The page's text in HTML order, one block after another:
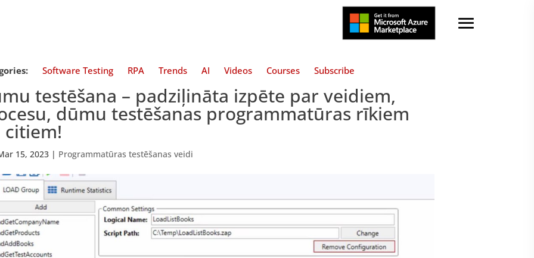
Software Testing RPA Trends AI Videos Courses Subscribe
testēšana – padziļināta izpēte par veidiem,
dūmu testēšanas programmatūras rīkiem
citiem!
15, 2023 | Programmatūras testēšanas veidi